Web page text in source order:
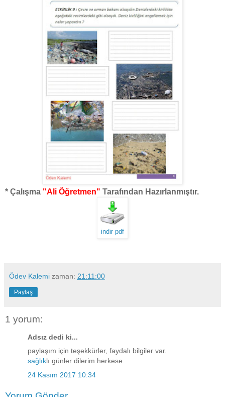
* Çalışma "Ali Öğretmen" Tarafından Hazırlanmıştır.
indir pdf
Ödev Kalemi zaman: 21:11:00
Paylaş
1 yorum:
Adsız dedi ki...
paylaşım için teşekkürler, faydalı bilgiler var.
sağlıklı günler dilerim herkese.
24 Kasım 2017 10:34